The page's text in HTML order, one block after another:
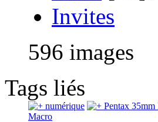
Invites
596 images
Tags liés
numérique Pentax
Macro